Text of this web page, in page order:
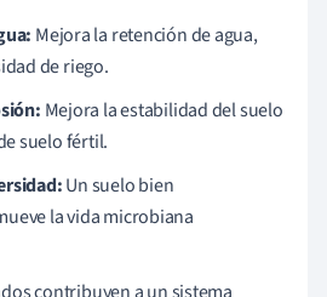
Mejora la retención de agua,
de riego.
Mejora la estabilidad del suelo
suelo fértil.
Un suelo bien
la vida microbiana
contribuyen a un sistema